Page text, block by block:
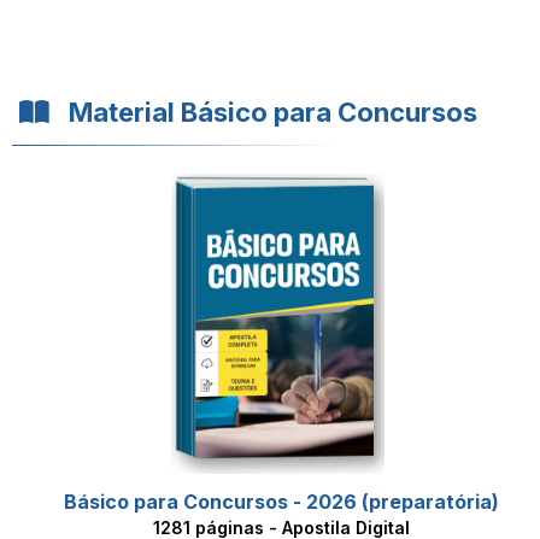
Material Básico para Concursos
Básico para Concursos - 2026 (preparatória)
1281 páginas - Apostila Digital